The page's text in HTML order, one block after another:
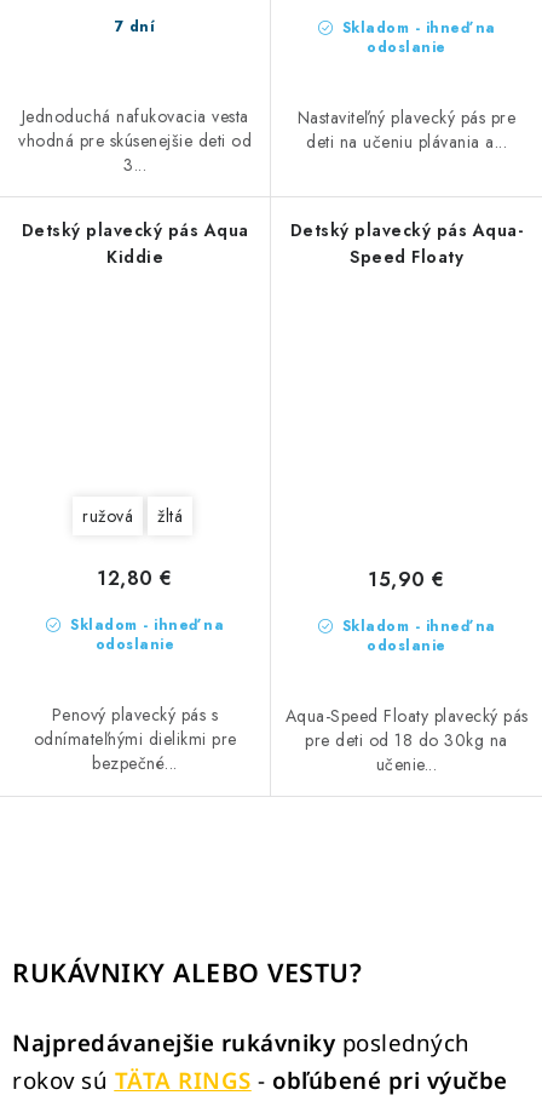
7 dní
Jednoduchá nafukovacia vesta
vhodná pre skúsenejšie deti od
3...
Skladom - ihneď na
odoslanie
Nastaviteľný plavecký pás pre
deti na učeniu plávania a...
Detský plavecký pás Aqua
Kiddie
ružová žltá
Skladom - ihneď na
odoslanie
12,80 €
Penový plavecký pás s
odnímateľnými dielikmi pre
bezpečné...
Detský plavecký pás Aqua-
Speed Floaty
Skladom - ihneď na
odoslanie
15,90 €
Aqua-Speed Floaty plavecký pás
pre deti od 18 do 30kg na
učenie...
á
d
a
c
i
RUKÁVNIKY ALEBO VESTU?
Najpredávanejšie rukávniky posledných
rokov sú TÄTA RINGS - obľúbené pri výučbe